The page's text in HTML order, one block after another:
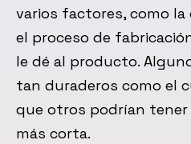
varios factores, como la
el proceso de
le dé al producto.
tan duraderos como el
que otros podrían
más corta.